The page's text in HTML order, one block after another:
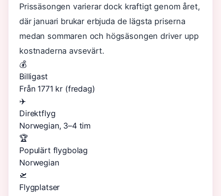
Prissäsongen varierar dock kraftigt genom året,
där januari brukar erbjuda de lägsta priserna
medan sommaren och högsäsongen driver upp
kostnaderna avsevärt.
💰
Billigast
Från 1771 kr (fredag)
✈️
Direktflyg
Norwegian, 3–4 tim
🏆
Populärt flygbolag
Norwegian
🛫
Flygplatser